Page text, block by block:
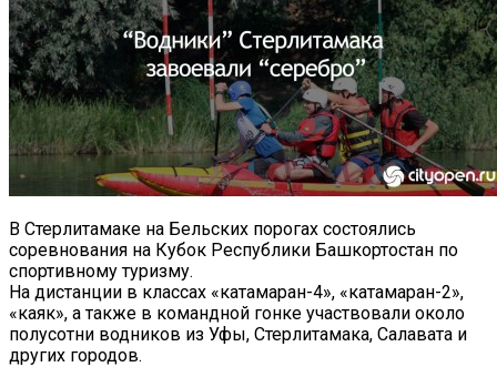
В Стерлитамаке на Бельских порогах состоялись
соревнования на Кубок Республики Башкортостан по
спортивному туризму.
На дистанции в классах «катамаран-4», «катамаран-2»,
«каяк», а также в командной гонке участвовали около
полусотни водников из Уфы, Стерлитамака, Салавата и
других городов.